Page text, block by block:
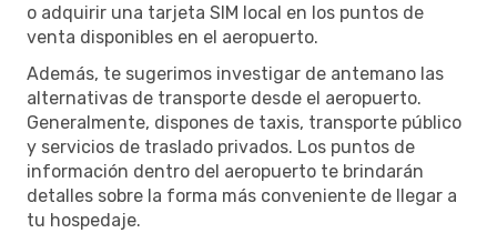
o adquirir una tarjeta SIM local en los puntos de
venta disponibles en el aeropuerto.
Además, te sugerimos investigar de antemano las
alternativas de transporte desde el aeropuerto.
Generalmente, dispones de taxis, transporte público
y servicios de traslado privados. Los puntos de
información dentro del aeropuerto te brindarán
detalles sobre la forma más conveniente de llegar a
tu hospedaje.